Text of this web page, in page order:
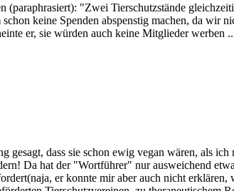
"Zwei Tierschutzstände
keine Spenden abspenstig machen, da wir
er, sie würden auch keine Mitglieder werben
dass sie schon ewig vegan wären, als
Da hat der "Wortführer" nur ausweichend
er konnte mir aber auch nicht